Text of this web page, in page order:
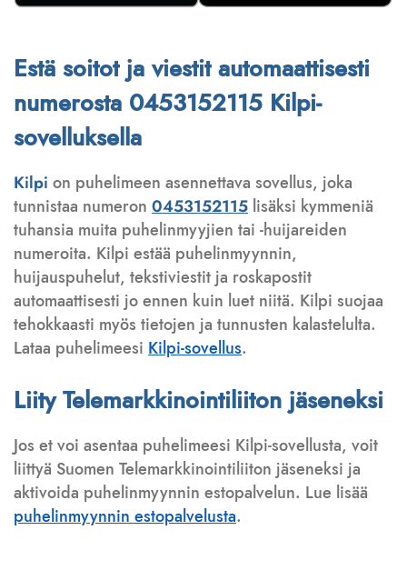
Estä soitot ja viestit automaattisesti
numerosta 0453152115 Kilpi-
sovelluksella
Kilpi on puhelimeen asennettava sovellus, joka
tunnistaa numeron 0453152115 lisäksi kymmeniä
tuhansia muita puhelinmyyjien tai -huijareiden
numeroita. Kilpi estää puhelinmyynnin,
huijauspuhelut, tekstiviestit ja roskapostit
automaattisesti jo ennen kuin luet niitä. Kilpi suojaa
tehokkaasti myös tietojen ja tunnusten kalastelulta.
Lataa puhelimeesi Kilpi-sovellus.
Liity Telemarkkinointiliiton jäseneksi
Jos et voi asentaa puhelimeesi Kilpi-sovellusta, voit
liittyä Suomen Telemarkkinointiliiton jäseneksi ja
aktivoida puhelinmyynnin estopalvelun. Lue lisää
puhelinmyynnin estopalvelusta.